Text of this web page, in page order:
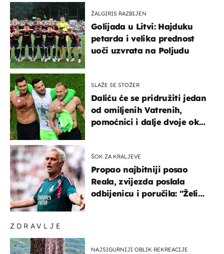
ZDRAVLJE
NAJSIGURNIJI OBLIK REKREACIJE
ŽALGIRIS RAZBIJEN
Golijada u Litvi: Hajduku
petarda i velika prednost
uoči uzvrata na Poljudu
SLAŽE SE STOŽER
Daliću će se pridružiti jedan
od omiljenih Vatrenih,
pomoćnici i dalje dvoje oko
ŠOK ZA KRALJEVE
Propao najbitniji posao
Reala, zvijezda poslala
odbijenicu i poručila: "Želim